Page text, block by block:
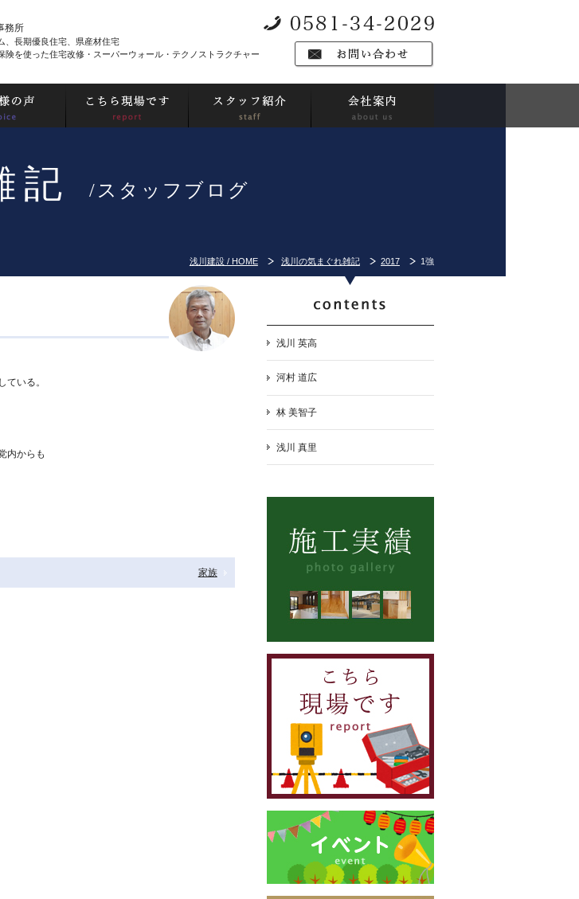
務所
、長期優良住宅、県産材住宅
険を使った住宅改修・スーパーウォール・テクノストラクチャー
記 /スタッフブログ
浅川建設 / HOME 浅川の気まぐれ雑記 2017 1強
いる。
内からも
家族
浅川 英高
河村 道広
林 美智子
浅川 真里